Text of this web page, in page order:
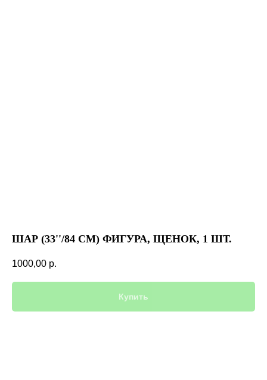
ШАР (33''/84 СМ) ФИГУРА, ЩЕНОК, 1 ШТ.
1000,00 р.
Купить